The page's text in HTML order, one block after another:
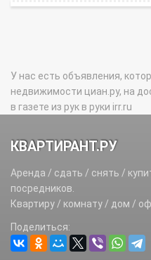
У нас есть объявления,
недвижимости циан.ру, на
в газете из рук в руки irr.ru
КВАРТИРАНТ.РУ
Аренда / сдать / снять /
посредников.
Квартиру / комнату / дом /
Поделиться: